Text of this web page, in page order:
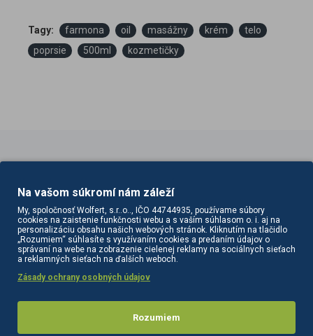
Tagy: farmona oil masážny krém
telo
poprsie
500ml kozmetičky
Na vašom súkromí nám záleží
My, spoločnosť Wolfert, s.r..o.., IČO 44744935, používame súbory
cookies na zaistenie funkčnosti webu a s vaším súhlasom o. i. aj na
personalizáciu obsahu našich webových stránok. Kliknutím na tlačidlo
„Rozumiem“ súhlasíte s využívaním cookies a predaním údajov o
správaní na webe na zobrazenie cielenej reklamy na sociálnych sieťach
a reklamných sieťach na ďalších weboch.
Zásady ochrany osobných údajov
Rozumiem